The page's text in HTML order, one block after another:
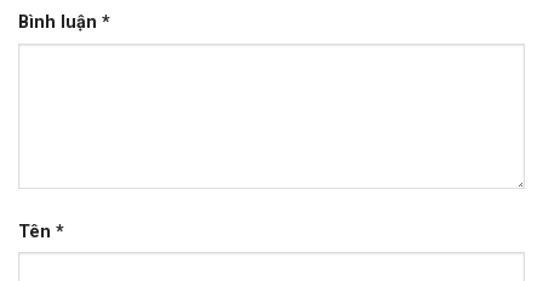
Bình luận *
Tên *